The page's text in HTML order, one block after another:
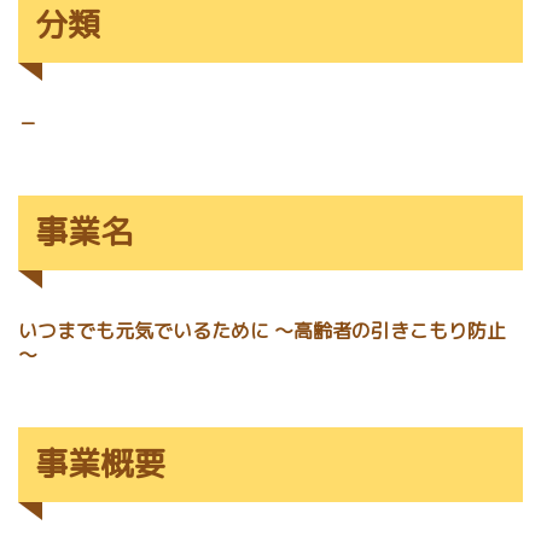
分類
－
事業名
いつまでも元気でいるために ～高齢者の引きこもり防止
～
事業概要